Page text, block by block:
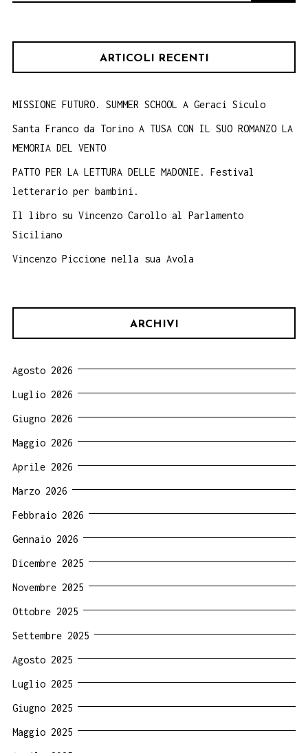
ARTICOLI RECENTI
MISSIONE FUTURO. SUMMER SCHOOL A Geraci Siculo
Santa Franco da Torino A TUSA CON IL SUO ROMANZO LA
MEMORIA DEL VENTO
PATTO PER LA LETTURA DELLE MADONIE. Festival
letterario per bambini.
Il libro su Vincenzo Carollo al Parlamento
Siciliano
Vincenzo Piccione nella sua Avola
ARCHIVI
Agosto 2026
Luglio 2026
Giugno 2026
Maggio 2026
Aprile 2026
Marzo 2026
Febbraio 2026
Gennaio 2026
Dicembre 2025
Novembre 2025
Ottobre 2025
Settembre 2025
Agosto 2025
Luglio 2025
Giugno 2025
Maggio 2025